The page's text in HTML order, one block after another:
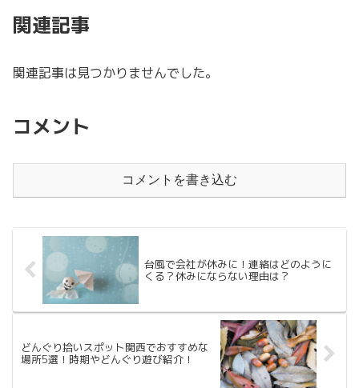
関連記事
関連記事は見つかりませんでした。
コメント
コメントを書き込む
台風で会社が休みに！連絡はどのように
くる？休みにならない理由は？
どんぐり拾いスポット関西でおすすめな
場所5選！時期やどんぐり遊び紹介！